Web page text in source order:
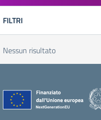
FILTRI
Nessun risultato